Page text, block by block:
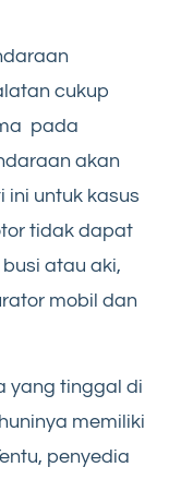
cukup
pada
akan
ini untuk kasus
tidak dapat
atau aki,
mobil dan
yang tinggal di
memiliki
penyedia